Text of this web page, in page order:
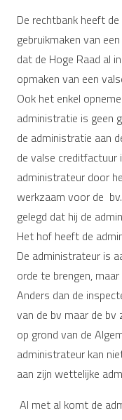
De rechtbank heeft
gebruikmaken van
dat de Hoge Raad al
opmaken van een
Ook het enkel
administratie is geen
de administratie aan
de valse
administrateur door
werkzaam voor de
gelegd dat hij de
Het hof heeft de
De administrateur is
orde te brengen,
Anders dan de
van de bv maar de bv
op grond van de
administrateur kan
aan zijn wettelijke
Al met al komt de